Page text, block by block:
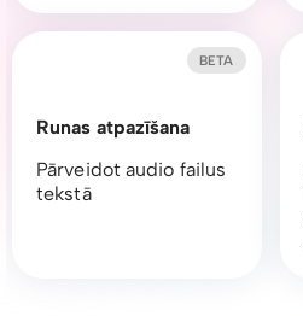
Runas atpazīšana
Pārveidot audio failus
tekstā
BETA